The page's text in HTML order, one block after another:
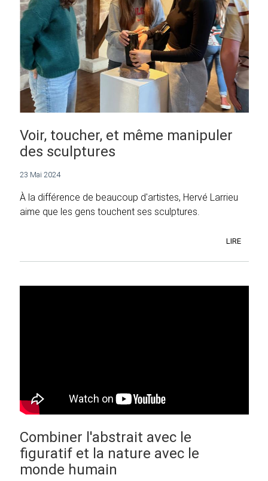
Voir, toucher, et même manipuler
des sculptures
23 Mai 2024
À la différence de beaucoup d'artistes, Hervé Larrieu
aime que les gens touchent ses sculptures.
LIRE
Combiner l'abstrait avec le
figuratif et la nature avec le
monde humain